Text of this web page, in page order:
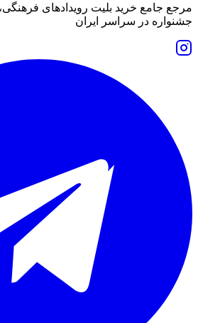
مرجع جامع خرید بلیت رویدادهای
جشنواره در سراسر ایران